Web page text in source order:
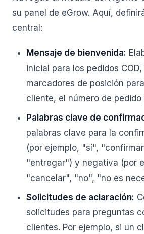
su panel de eGrow. Aquí,
central:
Mensaje de bienvenida:
inicial para los pedidos
marcadores de posición
cliente, el número de
Palabras clave de
palabras clave para la
(por ejemplo, "sí",
"entregar") y negativa (por
"cancelar", "no", "no es
Solicitudes de aclaración:
solicitudes para preguntas
clientes. Por ejemplo, si un